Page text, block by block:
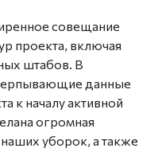
совещание
проекта, включая
штабов. В
данные
к началу активной
огромная
уборок, а также